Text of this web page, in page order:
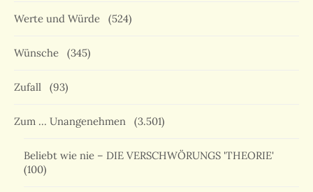
Werte und Würde (524)
Wünsche (345)
Zufall (93)
Zum … Unangenehmen (3.501)
Beliebt wie nie – DIE VERSCHWÖRUNGS 'THEORIE'
(100)